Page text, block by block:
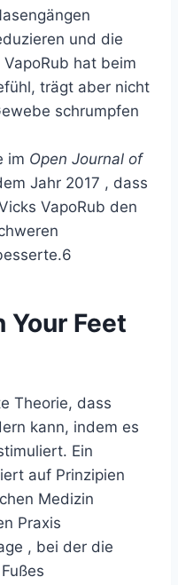
und die
VapoRub hat beim
trägt aber nicht
schrumpfen
im Open Journal of
Jahr 2017 , dass
VapoRub den
6
Your Feet
Theorie, dass
kann, indem es
Ein
auf Prinzipien
Medizin
Praxis
, bei der die